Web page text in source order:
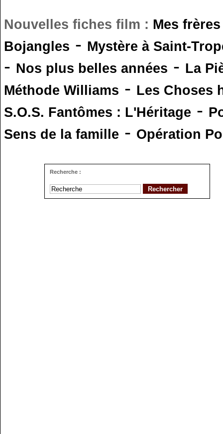
Nouvelles fiches film : Mes
Bojangles - Mystère à Saint-
- Nos plus belles années - La
Méthode Williams - Les Choses
S.O.S. Fantômes : L'Héritage -
Sens de la famille - Opération
Recherche :